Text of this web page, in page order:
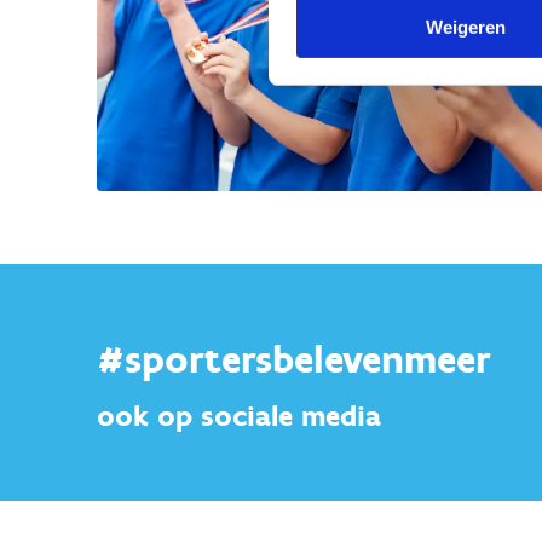
Weigeren
#sportersbelevenmeer
ook op sociale media